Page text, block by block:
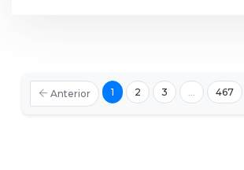
Anterior 1 2 3 ... 467